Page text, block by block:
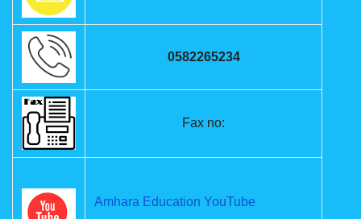
0582265234
Fax no:
Amhara Education YouTube